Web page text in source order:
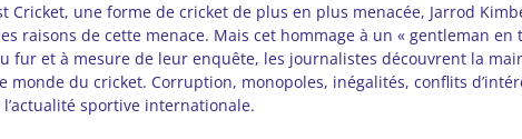
Cricket, une forme de cricket de plus en plus menacée, Jarrod
raisons de cette menace. Mais cet hommage à un « gentleman
fur et à mesure de leur enquête, les journalistes découvrent la
monde du cricket. Corruption, monopoles, inégalités, conflits
sportive internationale.